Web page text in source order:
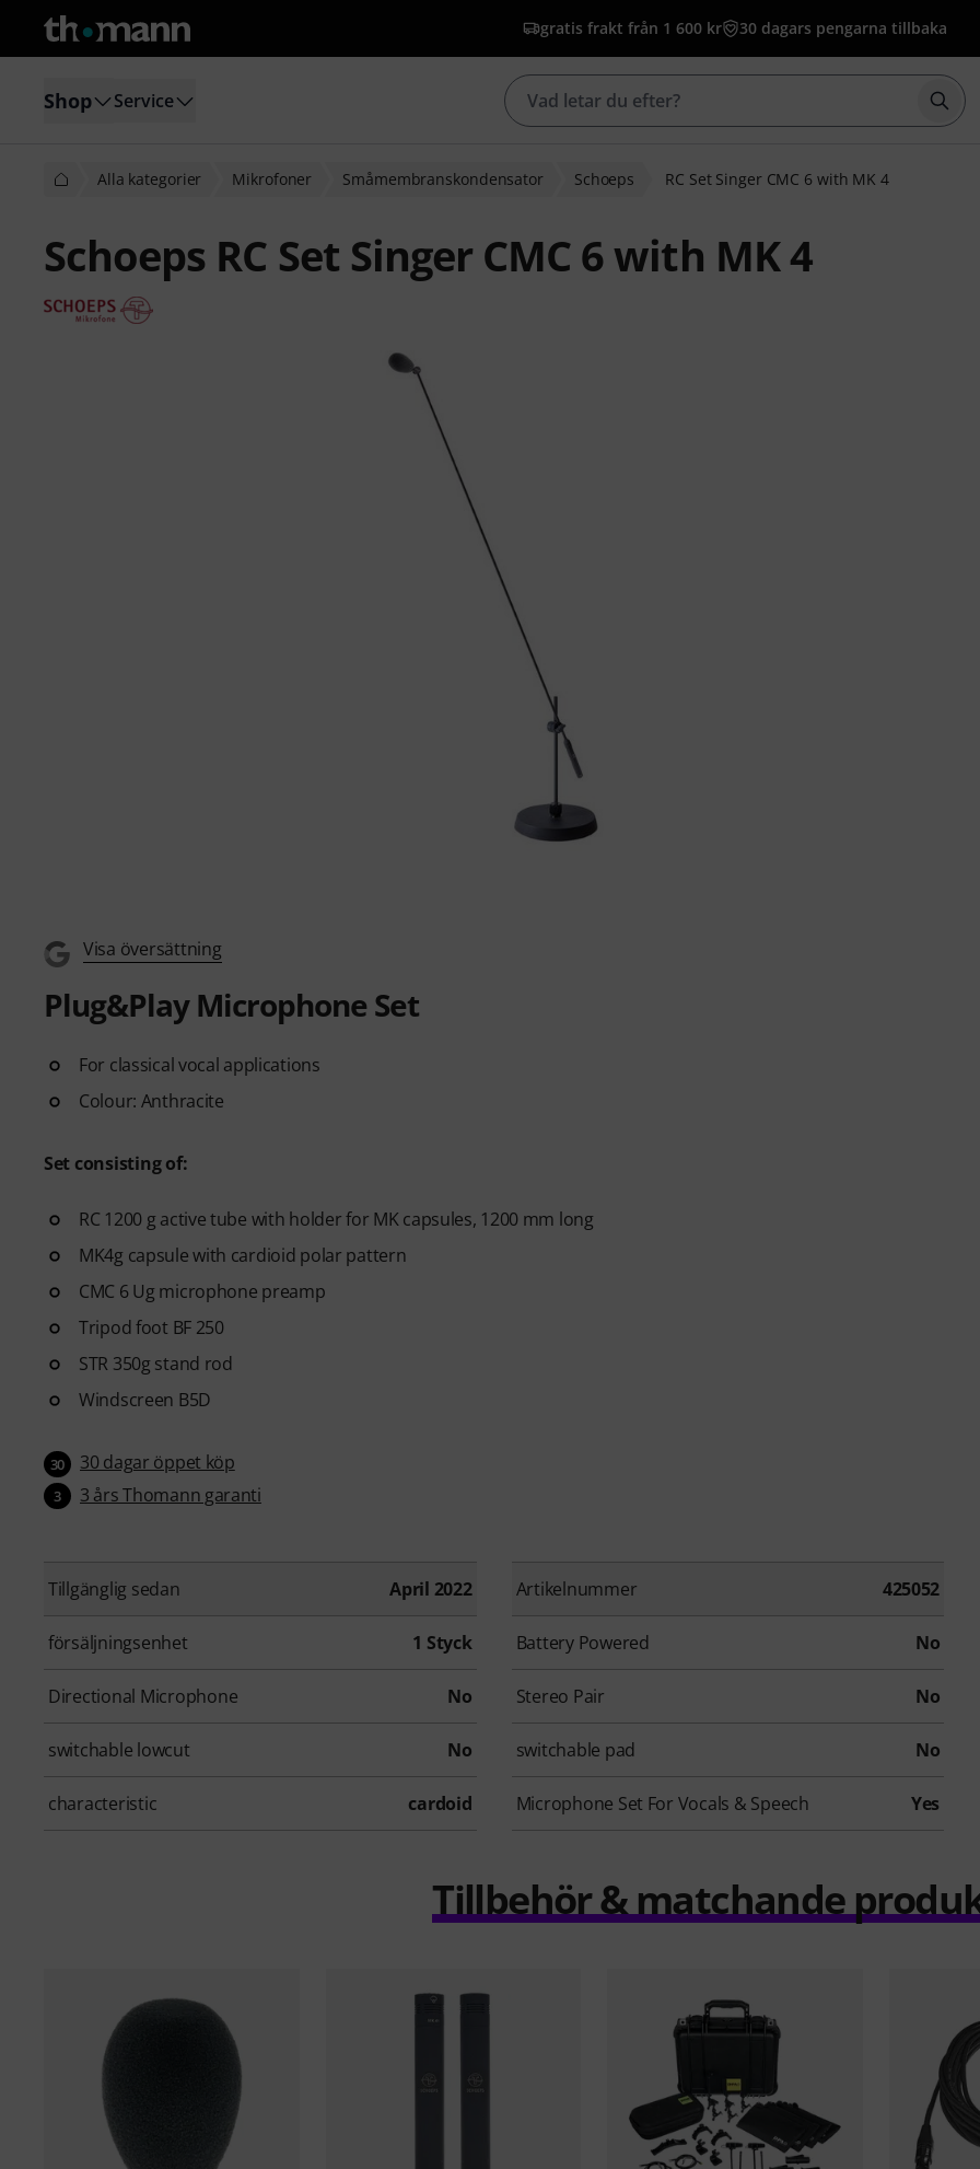
gratis frakt från 1 600 kr 30 dagars pengarna tillbaka
Shop Service
Alla kategorier Mikrofoner Småmembranskondensator Schoeps RC Set Singer CMC 6 with MK 4
Schoeps RC Set Singer CMC 6 with MK 4
Visa översättning
Plug&Play Microphone Set
For classical vocal applications
Colour: Anthracite
Set consisting of:
RC 1200 g active tube with holder for MK capsules, 1200 mm long
MK4g capsule with cardioid polar pattern
CMC 6 Ug microphone preamp
Tripod foot BF 250
STR 350g stand rod
Windscreen B5D
30 30 dagar öppet köp
3 3 års Thomann garanti
Tillgänglig sedan April 2022 Artikelnummer 425052
försäljningsenhet 1 Styck Battery Powered No
Directional Microphone No Stereo Pair No
switchable lowcut No switchable pad No
characteristic cardoid Microphone Set For Vocals & Speech Yes
Tillbehör & matchande